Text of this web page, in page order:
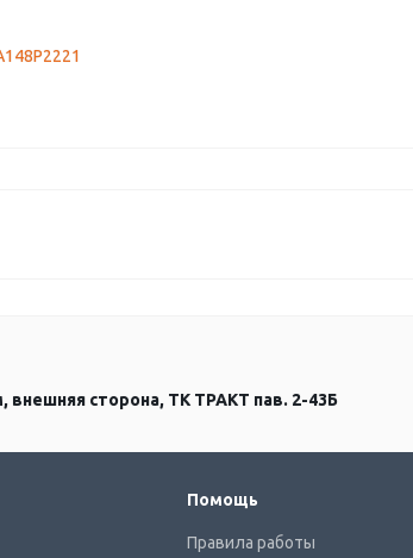
внешняя сторона, ТК ТРАКТ пав. 2-43Б
Помощь
Правила работы